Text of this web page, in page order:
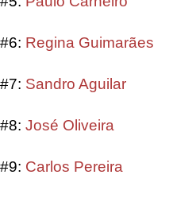
#6: Regina Guimarães
#7: Sandro Aguilar
#8: José Oliveira
#9: Carlos Pereira